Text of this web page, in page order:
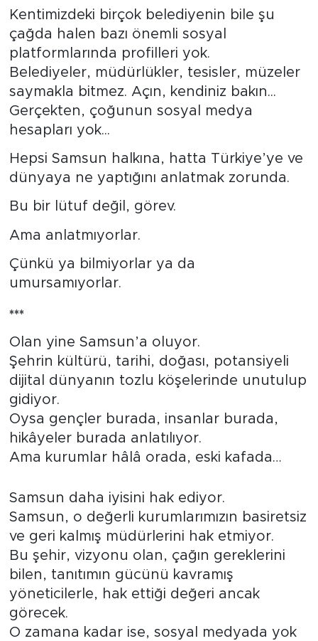
Kentimizdeki birçok belediyenin bile şu
çağda halen bazı önemli sosyal
platformlarında profilleri yok.
Belediyeler, müdürlükler, tesisler, müzeler
saymakla bitmez. Açın, kendiniz bakın...
Gerçekten, çoğunun sosyal medya
hesapları yok...
Hepsi Samsun halkına, hatta Türkiye’ye ve
dünyaya ne yaptığını anlatmak zorunda.
Bu bir lütuf değil, görev.
Ama anlatmıyorlar.
Çünkü ya bilmiyorlar ya da
umursamıyorlar.
***
Olan yine Samsun’a oluyor.
Şehrin kültürü, tarihi, doğası, potansiyeli
dijital dünyanın tozlu köşelerinde unutulup
gidiyor.
Oysa gençler burada, insanlar burada,
hikâyeler burada anlatılıyor.
Ama kurumlar hâlâ orada, eski kafada…
Samsun daha iyisini hak ediyor.
Samsun, o değerli kurumlarımızın basiretsiz
ve geri kalmış müdürlerini hak etmiyor.
Bu şehir, vizyonu olan, çağın gereklerini
bilen, tanıtımın gücünü kavramış
yöneticilerle, hak ettiği değeri ancak
görecek.
O zamana kadar ise, sosyal medyada yok